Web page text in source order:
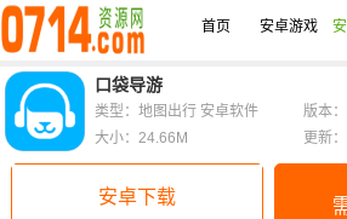
首页 安卓游戏
口袋导游
安卓下载
类型：地图出行 安卓软件
版本
大小：24.66M
更新